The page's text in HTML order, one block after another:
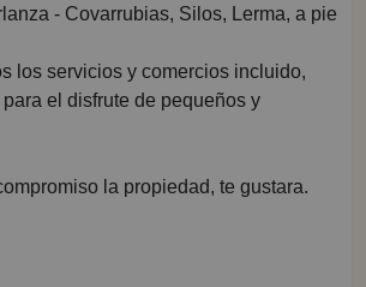
- Covarrubias, Silos, Lerma, a pie
los servicios y comercios incluido,
el disfrute de pequeños y
la propiedad, te gustara.